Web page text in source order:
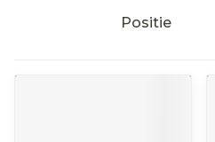
Sorteer op: